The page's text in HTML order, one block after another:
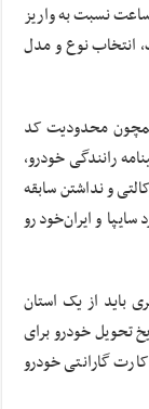
اعلام نتایج قرعه‌کشی، منتخبان باید ظرف ۴۸ ساعت نسبت به واریز
انتخاب نوع و مدل
محدودیت کد
گواهینامه رانندگی خودرو،
و نداشتن سابقه
۳۶ ماه گذشته نزد سایپا و ایران‌خودرو
باید از یک استان
تحویل خودرو برای
گارانتی خودرو